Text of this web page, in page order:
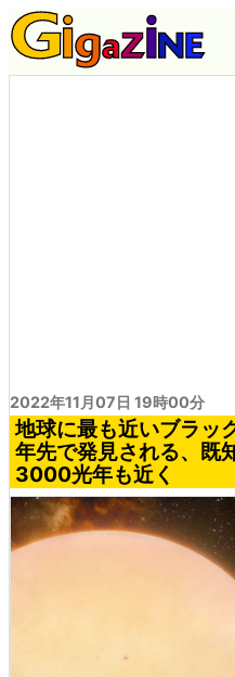
2022年11月07日 19時00分
地球に最も近いブラッ
年先で発見される、既
3000光年も近く